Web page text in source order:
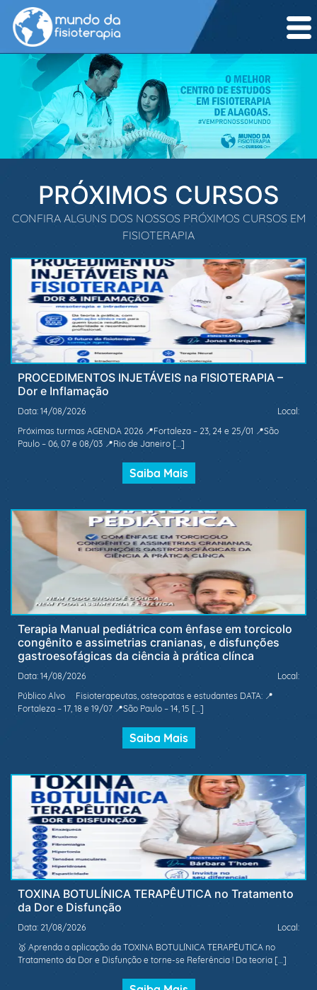
PRÓXIMOS CURSOS
CONFIRA ALGUNS DOS NOSSOS PRÓXIMOS CURSOS EM
FISIOTERAPIA
PROCEDIMENTOS INJETÁVEIS na FISIOTERAPIA –
Dor e Inflamação
Data: 14/08/2026
Local:
Próximas turmas AGENDA 2026 📍Fortaleza – 23, 24 e 25/01 📍São
Paulo – 06, 07 e 08/03 📍Rio de Janeiro […]
Saiba Mais
Terapia Manual pediátrica com ênfase em torcicolo
congênito e assimetrias cranianas, e disfunções
gastroesofágicas da ciência à prática clínca
Data: 14/08/2026
Local:
Público Alvo Fisioterapeutas, osteopatas e estudantes DATA: 📍
Fortaleza – 17, 18 e 19/07 📍São Paulo – 14, 15 […]
Saiba Mais
TOXINA BOTULÍNICA TERAPÊUTICA no Tratamento
da Dor e Disfunção
Data: 21/08/2026
Local:
🥇 Aprenda a aplicação da TOXINA BOTULÍNICA TERAPÊUTICA no
Tratamento da Dor e Disfunção e torne-se Referência ! Da teoria […]